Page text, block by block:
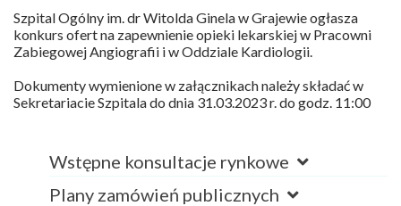
Wstępne konsultacje rynkowe
Plany zamówień publicznych
Szpital Ogólny im. dr Witolda Ginela w Grajewie ogłasza
konkurs ofert na zapewnienie opieki lekarskiej w Pracowni
Zabiegowej Angiografii i w Oddziale Kardiologii.
Dokumenty wymienione w załącznikach należy składać w
Sekretariacie Szpitala do dnia 31.03.2023 r. do godz. 11:00